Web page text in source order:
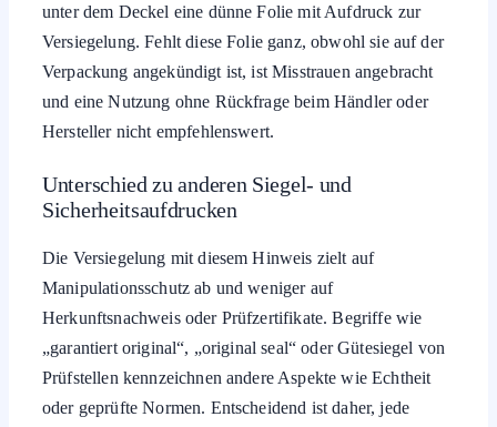
unter dem Deckel eine dünne Folie mit Aufdruck zur
Versiegelung. Fehlt diese Folie ganz, obwohl sie auf der
Verpackung angekündigt ist, ist Misstrauen angebracht
und eine Nutzung ohne Rückfrage beim Händler oder
Hersteller nicht empfehlenswert.
Unterschied zu anderen Siegel- und
Sicherheitsaufdrucken
Die Versiegelung mit diesem Hinweis zielt auf
Manipulationsschutz ab und weniger auf
Herkunftsnachweis oder Prüfzertifikate. Begriffe wie
„garantiert original“, „original seal“ oder Gütesiegel von
Prüfstellen kennzeichnen andere Aspekte wie Echtheit
oder geprüfte Normen. Entscheidend ist daher, jede